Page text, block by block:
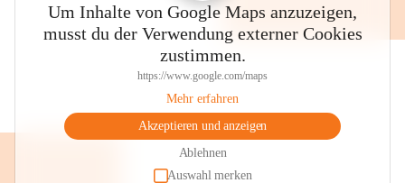
Um Inhalte von Google Maps anzuzeigen,
musst du der Verwendung externer Cookies
zustimmen.
https://www.google.com/maps
Mehr erfahren
Akzeptieren und anzeigen
Ablehnen
Auswahl merken